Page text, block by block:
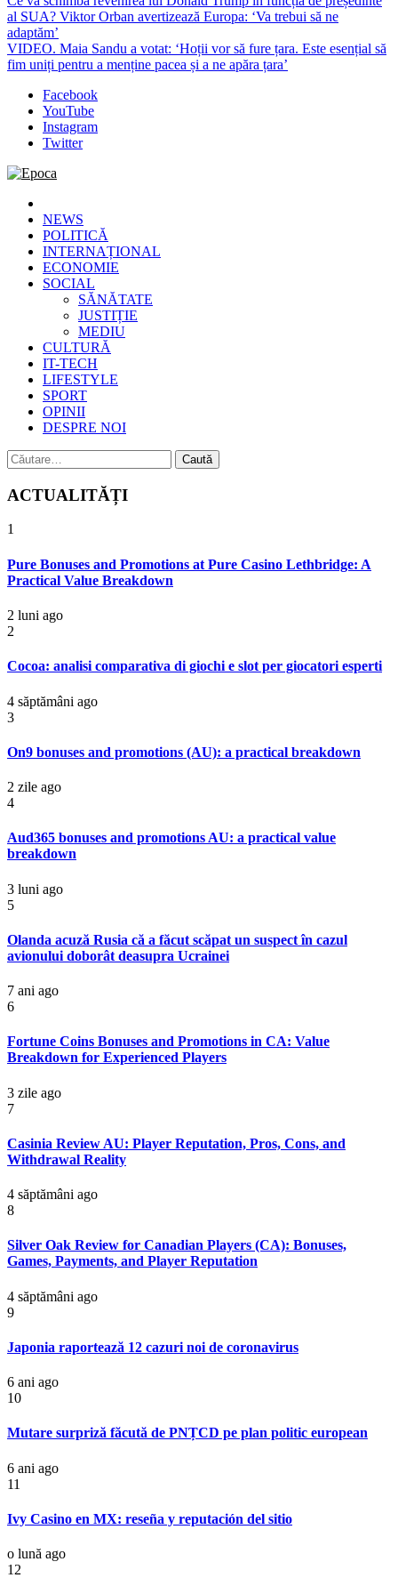
al SUA? Viktor Orban avertizează Europa: ‘Va trebui să ne
adaptăm’
VIDEO. Maia Sandu a votat: ‘Hoții vor să fure țara. Este esențial să
fim uniți pentru a menține pacea și a ne apăra țara’
Facebook
YouTube
Instagram
Twitter
Epoca
Cele mai noi știri online din România
NEWS
POLITICĂ
INTERNAȚIONAL
ECONOMIE
SOCIAL
SĂNĂTATE
JUSTIȚIE
MEDIU
CULTURĂ
IT-TECH
LIFESTYLE
SPORT
OPINII
DESPRE NOI
Caută
după:
ACTUALITĂȚI
1
Pure Bonuses and Promotions at Pure Casino Lethbridge: A
Practical Value Breakdown
2 luni ago
2
Cocoa: analisi comparativa di giochi e slot per giocatori esperti
4 săptămâni ago
3
On9 bonuses and promotions (AU): a practical breakdown
2 zile ago
4
Aud365 bonuses and promotions AU: a practical value
breakdown
3 luni ago
5
Olanda acuză Rusia că a făcut scăpat un suspect în cazul
avionului doborât deasupra Ucrainei
7 ani ago
6
Fortune Coins Bonuses and Promotions in CA: Value
Breakdown for Experienced Players
3 zile ago
7
Casinia Review AU: Player Reputation, Pros, Cons, and
Withdrawal Reality
4 săptămâni ago
8
Silver Oak Review for Canadian Players (CA): Bonuses,
Games, Payments, and Player Reputation
4 săptămâni ago
9
Japonia raportează 12 cazuri noi de coronavirus
6 ani ago
10
Mutare surpriză făcută de PNȚCD pe plan politic european
6 ani ago
11
Ivy Casino en MX: reseña y reputación del sitio
o lună ago
12